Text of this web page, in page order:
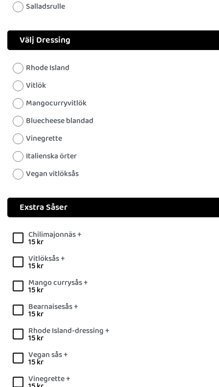
Salladsrulle
Välj Dressing
Rhode Island
Vitlök
Mangocurryvitlök
Bluecheese blandad
Vinegrette
Italienska örter
Vegan vitlöksås
Exstra Såser
Chilimajonnäs +
15kr
Vitlöksås +
15kr
Mango currysås +
15kr
Bearnaisesås +
15kr
Rhode Island-dressing +
15kr
Vegan sås +
15kr
Vinegrette +